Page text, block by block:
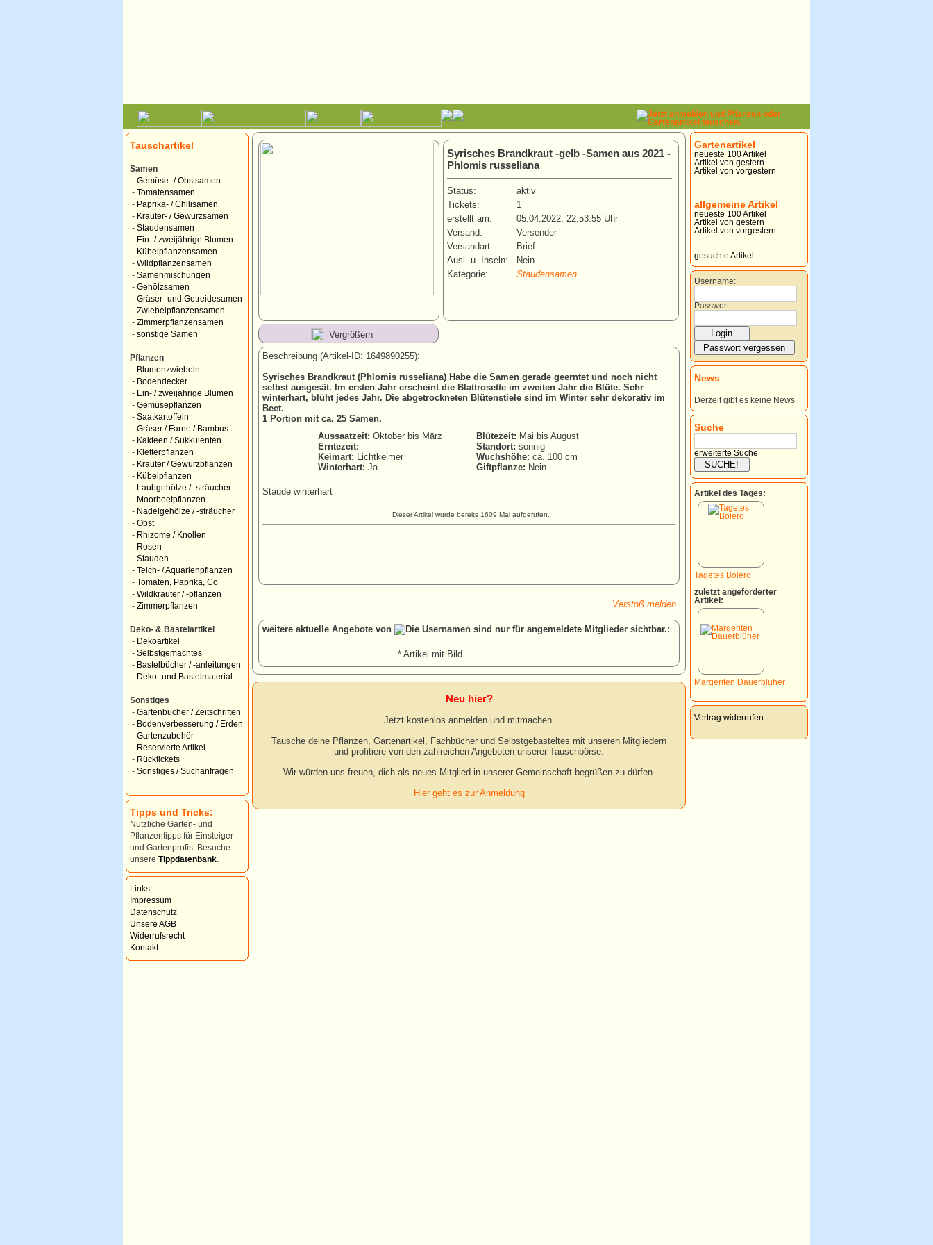
Tauschartikel
Samen
- Gemüse- / Obstsamen
- Tomatensamen
- Paprika- / Chilisamen
- Kräuter- / Gewürzsamen
- Staudensamen
- Ein- / zweijährige Blumen
- Kübelpflanzensamen
- Wildpflanzensamen
- Samenmischungen
- Gehölzsamen
- Gräser- und Getreidesamen
- Zwiebelpflanzensamen
- Zimmerpflanzensamen
- sonstige Samen
Pflanzen
- Blumenzwiebeln
- Bodendecker
- Ein- / zweijährige Blumen
- Gemüsepflanzen
- Saatkartoffeln
- Gräser / Farne / Bambus
- Kakteen / Sukkulenten
- Kletterpflanzen
- Kräuter / Gewürzpflanzen
- Kübelpflanzen
-
Laubgehölze / -sträucher
- Moorbeetpflanzen
- Nadelgehölze / -sträucher
- Obst
- Rhizome / Knollen
- Rosen
- Stauden
- Teich- / Aquarienpflanzen
- Tomaten, Paprika, Co
- Wildkräuter / -pflanzen
- Zimmerpflanzen
Deko- & Bastelartikel
- Dekoartikel
- Selbstgemachtes
- Bastelbücher / -anleitungen
- Deko- und Bastelmaterial
Sonstiges
- Gartenbücher / Zeitschriften
- Bodenverbesserung / Erden
- Gartenzubehör
- Reservierte Artikel
- Rücktickets
- Sonstiges / Suchanfragen
Tipps und Tricks:
Nützliche Garten- und
Pflanzentipps für Einsteiger
und Gartenprofis. Besuche
unsere Tippdatenbank
Links
Impressum
Datenschutz
Unsere AGB
Widerrufsrecht
Kontakt
Syrisches Brandkraut -gelb -Samen aus 2021 -
Phlomis russeliana
Status:
aktiv
Tickets:
1
erstellt am:
05.04.2022, 22:53:55 Uhr
Versand:
Versender
Versandart:
Brief
Ausl. u. Inseln:
Nein
Kategorie:
Staudensamen
Vergrößern
Beschreibung (Artikel-ID: 1649890255):
Syrisches Brandkraut (Phlomis russeliana) Habe die Samen gerade geerntet und noch nicht
selbst ausgesät. Im ersten Jahr erscheint die Blattrosette im zweiten Jahr die Blüte. Sehr
winterhart, blüht jedes Jahr. Die abgetrockneten Blütenstiele sind im Winter sehr dekorativ im
Beet.
1 Portion mit ca. 25 Samen.
Aussaatzeit: Oktober bis März Blütezeit: Mai bis August
Erntezeit: - Standort: sonnig
Keimart: Lichtkeimer Wuchshöhe: ca. 100 cm
Winterhart: Ja Giftpflanze: Nein
Staude winterhart
Dieser Artikel wurde bereits 1609 Mal aufgerufen.
Verstoß melden
weitere aktuelle Angebote von :
* Artikel mit Bild
Neu hier?
Jetzt kostenlos anmelden und mitmachen.
Tausche deine Pflanzen, Gartenartikel, Fachbücher und Selbstgebasteltes mit unseren Mitgliedern
und profitiere von den zahlreichen Angeboten unserer Tauschbörse.
Wir würden uns freuen, dich als neues Mitglied in unserer Gemeinschaft begrüßen zu dürfen.
Hier geht es zur Anmeldung
Gartenartikel
neueste 100 Artikel
Artikel von gestern
Artikel von vorgestern
allgemeine Artikel
neueste 100 Artikel
Artikel von gestern
Artikel von vorgestern
gesuchte Artikel
Username:
Passwort:
News
Derzeit gibt es keine News
Suche
erweiterte Suche
Artikel des Tages:
Tagetes Bolero
zuletzt angeforderter
Artikel:
Margeriten Dauerblüher
Vertrag widerrufen